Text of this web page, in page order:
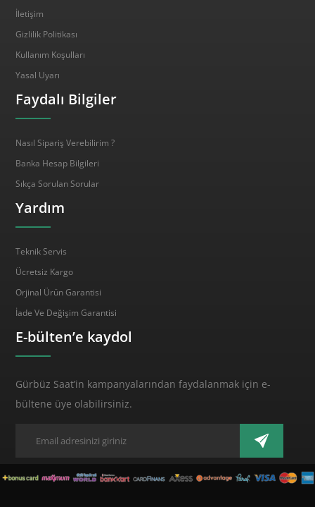
İletişim
Gizlilik Politikası
Kullanım Koşulları
Yasal Uyarı
Faydalı Bilgiler
Nasıl Sipariş Verebilirim ?
Banka Hesap Bilgileri
Sıkça Sorulan Sorular
Yardım
Teknik Servis
Ücretsiz Kargo
Orjinal Ürün Garantisi
İade Ve Değişim Garantisi
E-bülten’e kaydol
Gürbüz Saat’in kampanyalarından faydalanmak için e-
bültene üye olabilirsiniz.